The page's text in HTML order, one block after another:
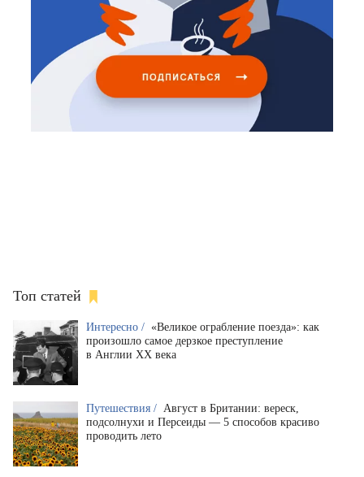
Топ статей
Интересно / «Великое ограбление поезда»: как
произошло самое дерзкое преступление
в Англии XX века
Путешествия / Август в Британии: вереск,
подсолнухи и Персеиды — 5 способов красиво
проводить лето